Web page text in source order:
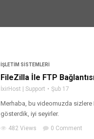
İŞLETIM SISTEMLERI
FileZilla İle FTP Bağlantısı
İxirHost | Support Şub 17
Merhaba, bu videomuzda sizlere
gösterdik, iyi seyirler.
482 Views 0 Comment